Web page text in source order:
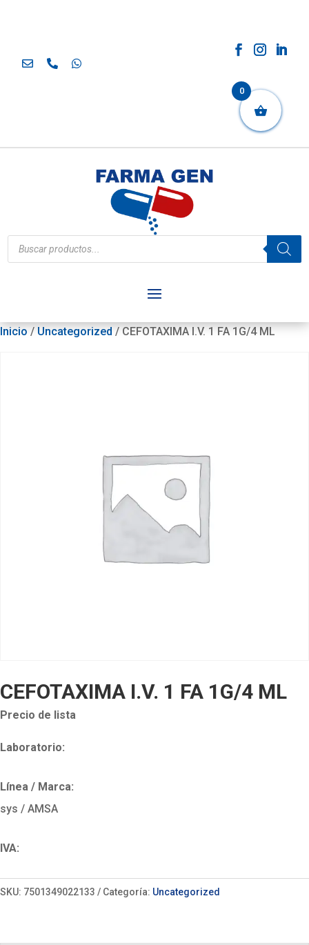
Búsqueda
de
productos
Inicio / Uncategorized / CEFOTAXIMA I.V. 1 FA 1G/4 ML
CEFOTAXIMA I.V. 1 FA 1G/4 ML
Precio de lista
Laboratorio:
Línea / Marca:
sys / AMSA
IVA:
SKU: 7501349022133 Categoría: Uncategorized
0